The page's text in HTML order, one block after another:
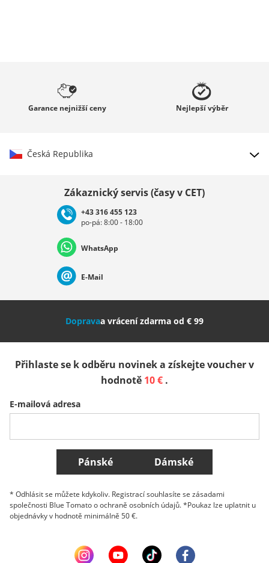
Garance nejnižší ceny Nejlepšívýběr
Česká Republika
Deutschland Österreich
Nederland Italia (Italiano) Italien (Deutsch)
Slovenija
Belgique (Français) Danmark Norge
Všechny země
Zákaznický servis (časy v CET)
+43 316 455 123
po-pá: 8:00 - 18:00
WhatsApp
E-Mail
Dopravaa vrácení zdarma od € 99
Přihlaste se k odběru novinek a získejte voucher v
hodnotě 10 € .
E-mailová adresa
Pánské Dámské
* Odhlásit se můžete kdykoliv. Registrací souhlasíte se zásadami
společnosti Blue Tomato o ochraně osobních údajů. *Poukaz lze uplatnit u
objednávky v hodnotě minimálně 50 €.